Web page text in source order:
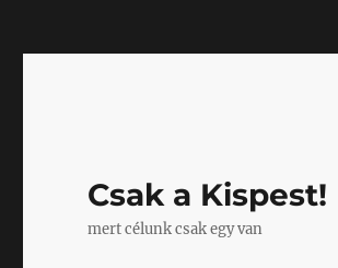
Csak a Kispest!
mert célunk csak egy van